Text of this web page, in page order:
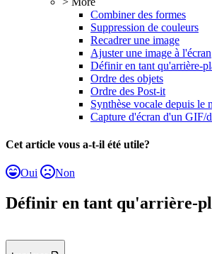
Combiner des formes
Suppression de couleurs
Recadrer une image
Ajuster une image à l'écran
Définir en tant qu'arrière-
Ordre des objets
Ordre des Post-it
Synthèse vocale depuis le
Capture d'écran d'un GIF/
Cet article vous a-t-il été utile?
Oui Non
Définir en tant qu'arrière-